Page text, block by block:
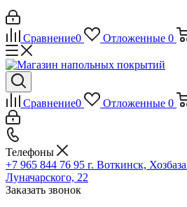
Сравнение0 Отложенные 0
Сравнение0 Отложенные 0
Телефоны
+7 965 844 76 95 г. Воткинск,
Луначарского, 22
Заказать звонок